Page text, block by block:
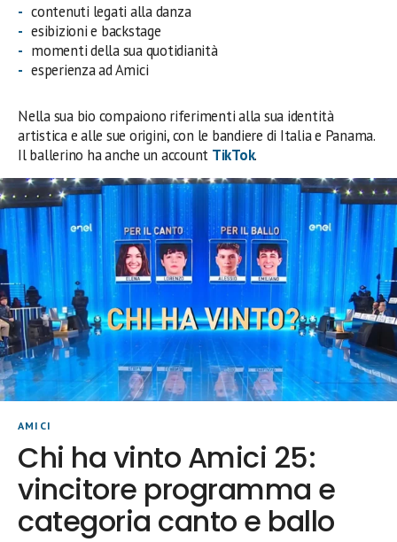
contenuti legati alla danza
esibizioni e backstage
momenti della sua quotidianità
esperienza ad Amici
Nella sua bio compaiono riferimenti alla sua identità
artistica e alle sue origini, con le bandiere di Italia e Panama.
Il ballerino ha anche un account TikTok.
AMICI
Chi ha vinto Amici 25:
vincitore programma e
categoria canto e ballo